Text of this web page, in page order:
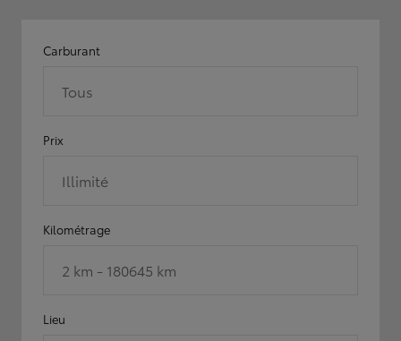
Carburant
Tous
Prix
Illimité
Kilométrage
2 km - 180645 km
Lieu